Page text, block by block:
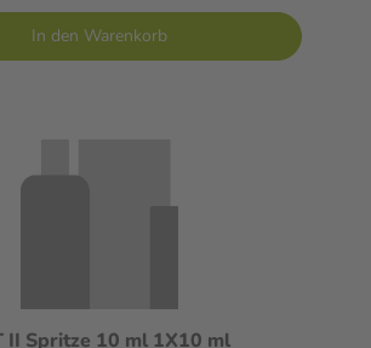
In den Warenkorb
II Spritze 10 ml 1X10 ml